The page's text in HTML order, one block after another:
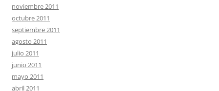
noviembre 2011
octubre 2011
septiembre 2011
agosto 2011
julio 2011
junio 2011
mayo 2011
abril 2011